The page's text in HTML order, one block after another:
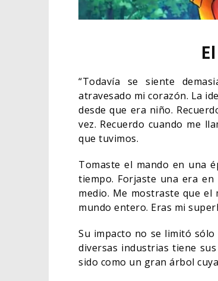
“Todavía se siente
atravesado mi corazón. La
desde que era niño.
vez. Recuerdo cuando me
que tuvimos.
Tomaste el mando en una
tiempo. Forjaste una era
medio. Me mostraste que
mundo entero. Eras mi
Su impacto no se limitó
diversas industrias tiene
sido como un gran árbol